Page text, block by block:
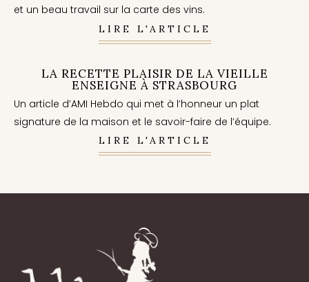
et un beau travail sur la carte des vins.
LIRE L'ARTICLE
LA RECETTE PLAISIR DE LA VIEILLE
ENSEIGNE À STRASBOURG
Un article d’AMI Hebdo qui met à l’honneur un plat
signature de la maison et le savoir-faire de l’équipe.
LIRE L'ARTICLE